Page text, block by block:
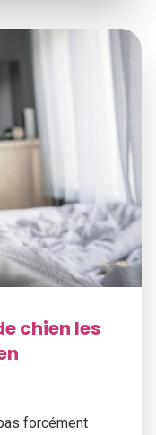
chien les
forcément